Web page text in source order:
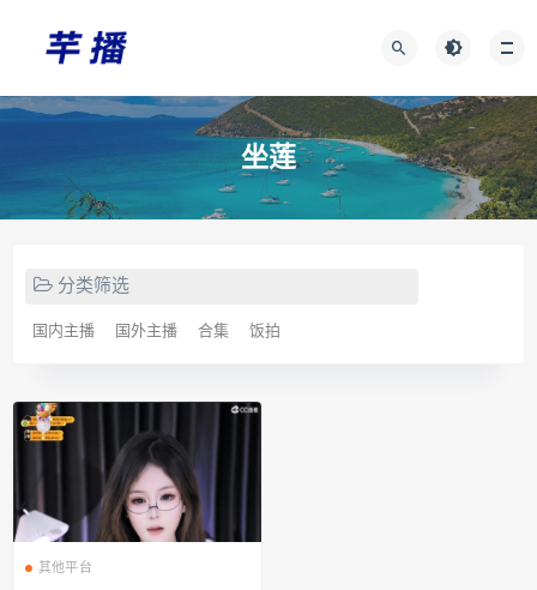
坐莲
分类筛选
国内主播 国外主播 合集 饭拍
其他平台